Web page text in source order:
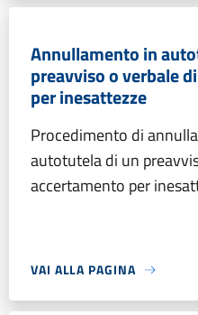
Annullamento in
preavviso o verbale
per inesattezze
Procedimento di
autotutela di un
accertamento per
VAI ALLA PAGINA